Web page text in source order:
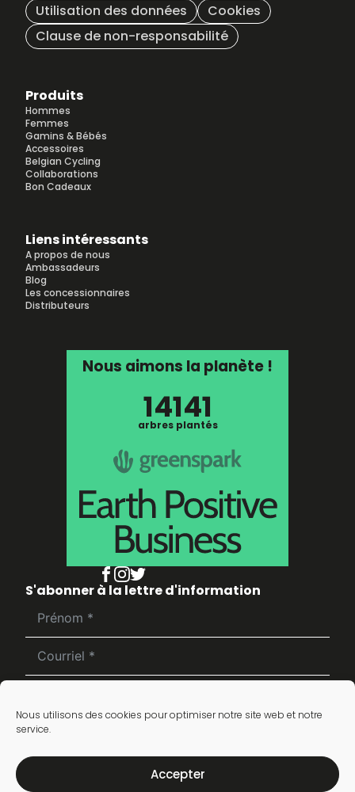
Nous utilisons des cookies pour optimiser notre site web et notre
service.
Accepter
Utilisation des données
Cookies
Clause de non-responsabilité
Produits
Hommes
Femmes
Gamins & Bébés
Accessoires
Belgian Cycling
Collaborations
Bon Cadeaux
Liens intéressants
A propos de nous
Ambassadeurs
Blog
Les concessionnaires
Distributeurs
Nous aimons la planète !
14141
arbres plantés
S'abonner à la lettre d'information
S'inscrire